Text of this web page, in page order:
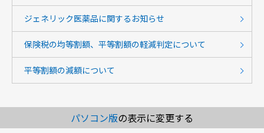
ジェネリック医薬品に関するお知らせ
保険税の均等割額、平等割額の軽減判定について
平等割額の減額について
パソコン版の表示に変更する